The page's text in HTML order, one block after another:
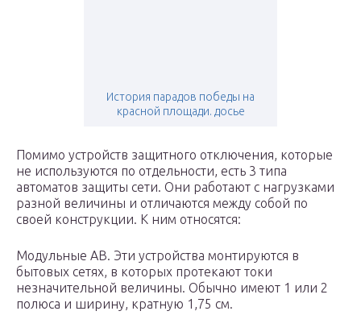
История парадов победы на
красной площади. досье
Помимо устройств защитного отключения, которые
не используются по отдельности, есть 3 типа
автоматов защиты сети. Они работают с нагрузками
разной величины и отличаются между собой по
своей конструкции. К ним относятся:
Модульные АВ. Эти устройства монтируются в
бытовых сетях, в которых протекают токи
незначительной величины. Обычно имеют 1 или 2
полюса и ширину, кратную 1,75 см.